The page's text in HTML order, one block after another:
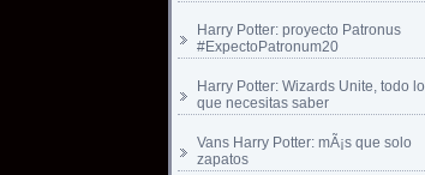
Harry Potter: proyecto Patronus
#ExpectoPatronum20
Harry Potter: Wizards Unite, todo lo
que necesitas saber
Vans Harry Potter: mÃ¡s que solo
zapatos